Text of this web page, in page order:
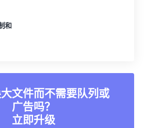
和
文件而不需要队列或
广告吗？
立即升级